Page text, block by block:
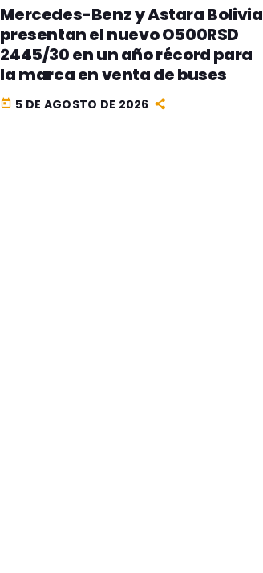
Mercedes-Benz y Astara Bolivia
presentan el nuevo O500RSD
2445/30 en un año récord para
la marca en venta de buses
today 5 DE AGOSTO DE 2026